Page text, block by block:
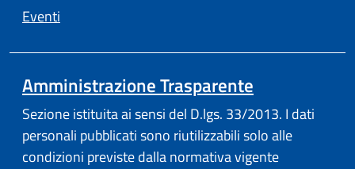
Eventi
Amministrazione Trasparente
Sezione istituita ai sensi del D.lgs. 33/2013. I dati
personali pubblicati sono riutilizzabili solo alle
condizioni previste dalla normativa vigente